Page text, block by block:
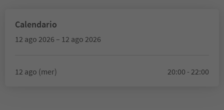
Calendario
12 ago 2026 – 12 ago 2026
12 ago (mer) 20:00 - 22:00